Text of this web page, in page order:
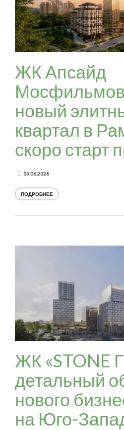
ЖК Апсайд
новый
квартал в
скоро старт
05.06.2026
ПОДРОБНЕЕ
ЖК «STONE
детальный
нового
на Юго-